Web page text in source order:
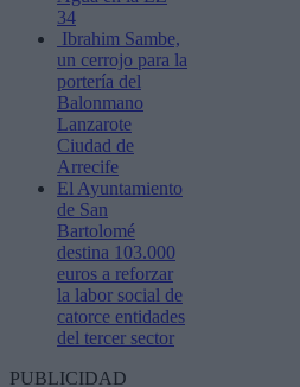
34
Ibrahim Sambe,
un cerrojo para la
portería del
Balonmano
Lanzarote
Ciudad de
Arrecife
El Ayuntamiento
de San
Bartolomé
destina 103.000
euros a reforzar
la labor social de
catorce entidades
del tercer sector
PUBLICIDAD